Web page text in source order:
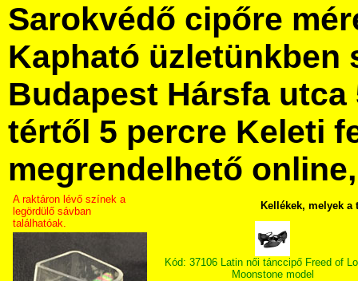
Sarokvédő cipőre
Kapható üzletünkben
Budapest Hársfa utca
tértől 5 percre Keleti
megrendelhető
A raktáron lévő színek a
legördülő sávban
találhatóak.
Kellékek, melyek
Kód: 37106 Latin női tánccipő Freed of
Moonstone model